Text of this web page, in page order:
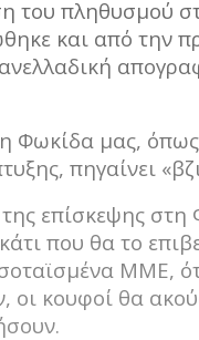
του πληθυσμού
και από την
Φωκίδα μας, όπως
πηγαίνει
επίσκεψης στη
που θα το
ΜΜΕ,
οι κουφοί θα